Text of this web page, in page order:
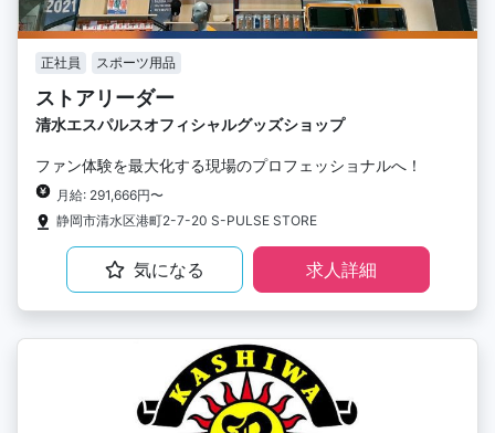
正社員 スポーツ用品
ストアリーダー
清水エスパルスオフィシャルグッズショップ
ファン体験を最大化する現場のプロフェッショナルへ！
月給: 291,666円〜
静岡市清水区港町2-7-20 S-PULSE STORE
気になる 求人詳細